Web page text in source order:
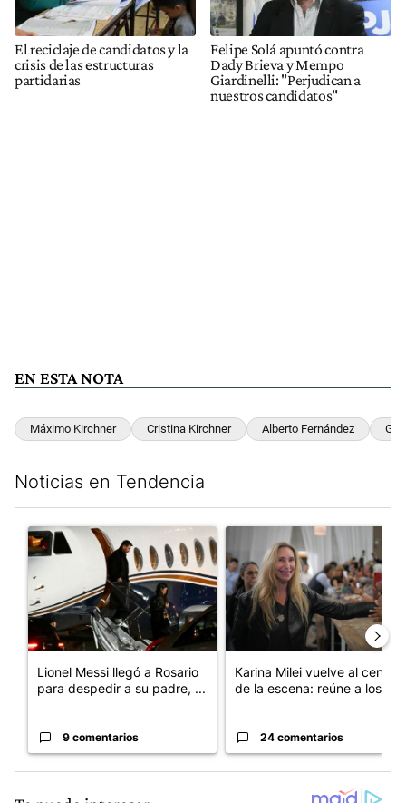
El reciclaje de candidatos y la
crisis de las estructuras
partidarias
Felipe Solá apuntó contra
Dady Brieva y Mempo
Giardinelli: "Perjudican a
nuestros candidatos"
EN ESTA NOTA
Máximo Kirchner Cristina Kirchner Alberto Fernández
Noticias en Tendencia
Un artículo de tendencia con el título "Lionel Messi llegó a
Lionel Messi llegó a Rosario
para despedir a su padre, ...
9 comentarios
Un artículo de tendencia
Karina Milei vuelve al centro
de la escena: reúne a los...
24 comentarios